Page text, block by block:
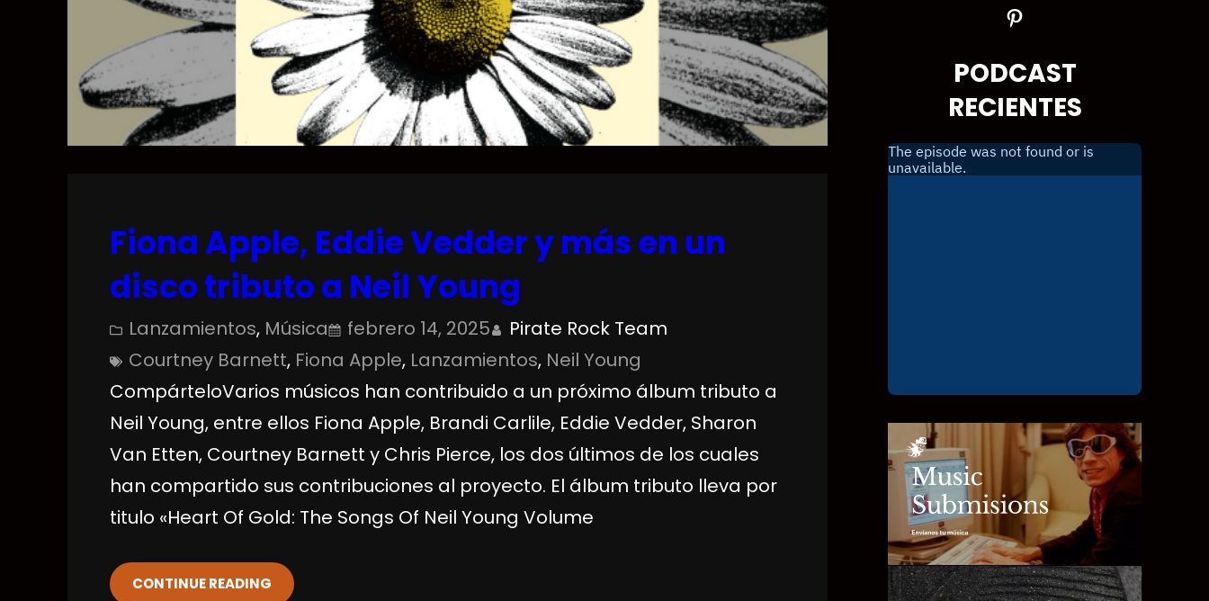
Fiona Apple, Eddie Vedder y más en un
disco tributo a Neil Young
Lanzamientos, Música febrero 14, 2025
Pirate Rock Team
Courtney Barnett, Fiona Apple, Lanzamientos, Neil Young
CompárteloVarios músicos han contribuido a un próximo álbum tributo a
Neil Young, entre ellos Fiona Apple, Brandi Carlile, Eddie Vedder, Sharon
Van Etten, Courtney Barnett y Chris Pierce, los dos últimos de los cuales
han compartido sus contribuciones al proyecto. El álbum tributo lleva por
titulo «Heart Of Gold: The Songs Of Neil Young Volume
CONTINUE READING
Pinterest
PODCAST
RECIENTES